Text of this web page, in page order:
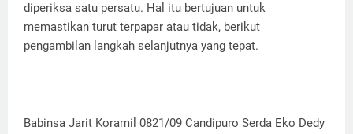
diperiksa satu persatu. Hal itu bertujuan untuk
memastikan turut terpapar atau tidak, berikut
pengambilan langkah selanjutnya yang tepat.
Babinsa Jarit Koramil 0821/09 Candipuro Serda Eko Dedy